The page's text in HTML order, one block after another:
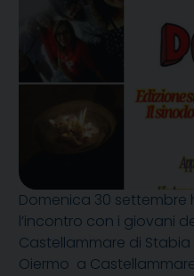
Domenica 30
l’incontro con i giovani
Castellammare di
Oiermo a